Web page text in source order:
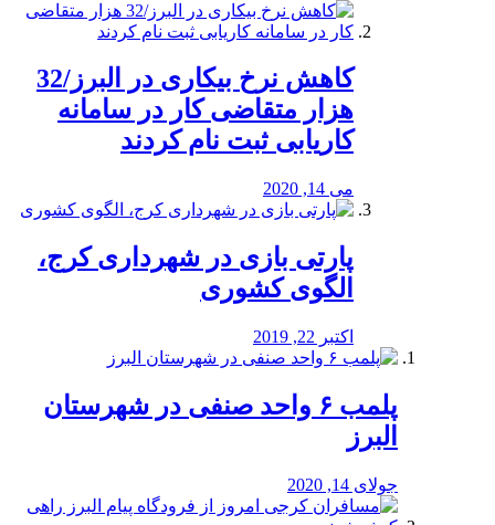
کاهش نرخ بیکاری در البرز/32
هزار متقاضی کار در سامانه
کاریابی ثبت نام کردند
می 14, 2020
پارتی بازی در شهرداری کرج،
الگوی کشوری
اکتبر 22, 2019
پلمب ۶ واحد صنفی در شهرستان
البرز
جولای 14, 2020